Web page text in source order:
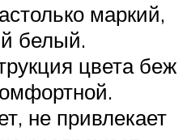
маркий,
белый.
цвета беж
не привлекает